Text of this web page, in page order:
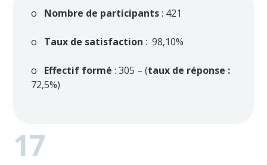
o Nombre de participants: 421
o Taux de satisfaction : 98,10%
o Effectif formé : 305 – (taux de réponse :
72,5%)
17